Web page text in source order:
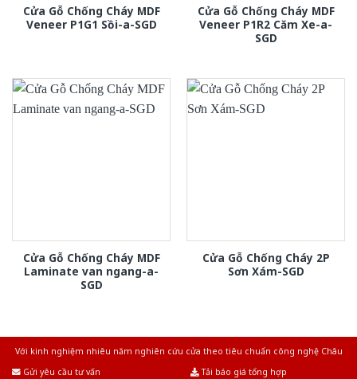
Cửa Gỗ Chống Cháy MDF
Veneer P1G1 Sồi-a-SGD
Cửa Gỗ Chống Cháy MDF
Veneer P1R2 Căm Xe-a-
SGD
Cửa Gỗ Chống Cháy MDF
Laminate van ngang-a-
SGD
Cửa Gỗ Chống Cháy 2P
Sơn Xám-SGD
Với kinh nghiệm nhiêu năm nghiên cứu cửa theo tiêu chuẩn công nghệ Châu
Gửi yêu cầu tư vấn
Tải báo giá tổng hợp